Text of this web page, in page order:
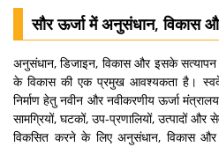
सौर ऊर्जा में अनुसंधान, विकास
अनुसंधान, डिजाइन, विकास और इसके सत्यापन के
के विकास की एक प्रमुख आवश्यकता है।
निर्माण हेतु नवीन और नवीकरणीय ऊर्जा
सामग्रियों, घटकों, उप-प्रणालियों, उत्पादों
विकसित करने के लिए अनुसंधान, विकास